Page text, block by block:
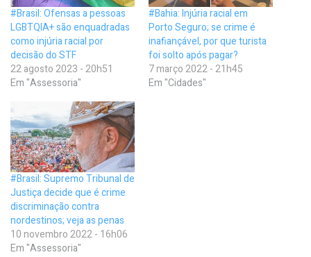
#Brasil: Ofensas a pessoas
LGBTQIA+ são enquadradas
como injúria racial por
decisão do STF
22 agosto 2023 - 20h51
Em "Assessoria"
#Bahia: Injúria racial em
Porto Seguro; se crime é
inafiançável, por que turista
foi solto após pagar?
7 março 2022 - 21h45
Em "Cidades"
#Brasil: Supremo Tribunal de
Justiça decide que é crime
discriminação contra
nordestinos; veja as penas
10 novembro 2022 - 16h06
Em "Assessoria"